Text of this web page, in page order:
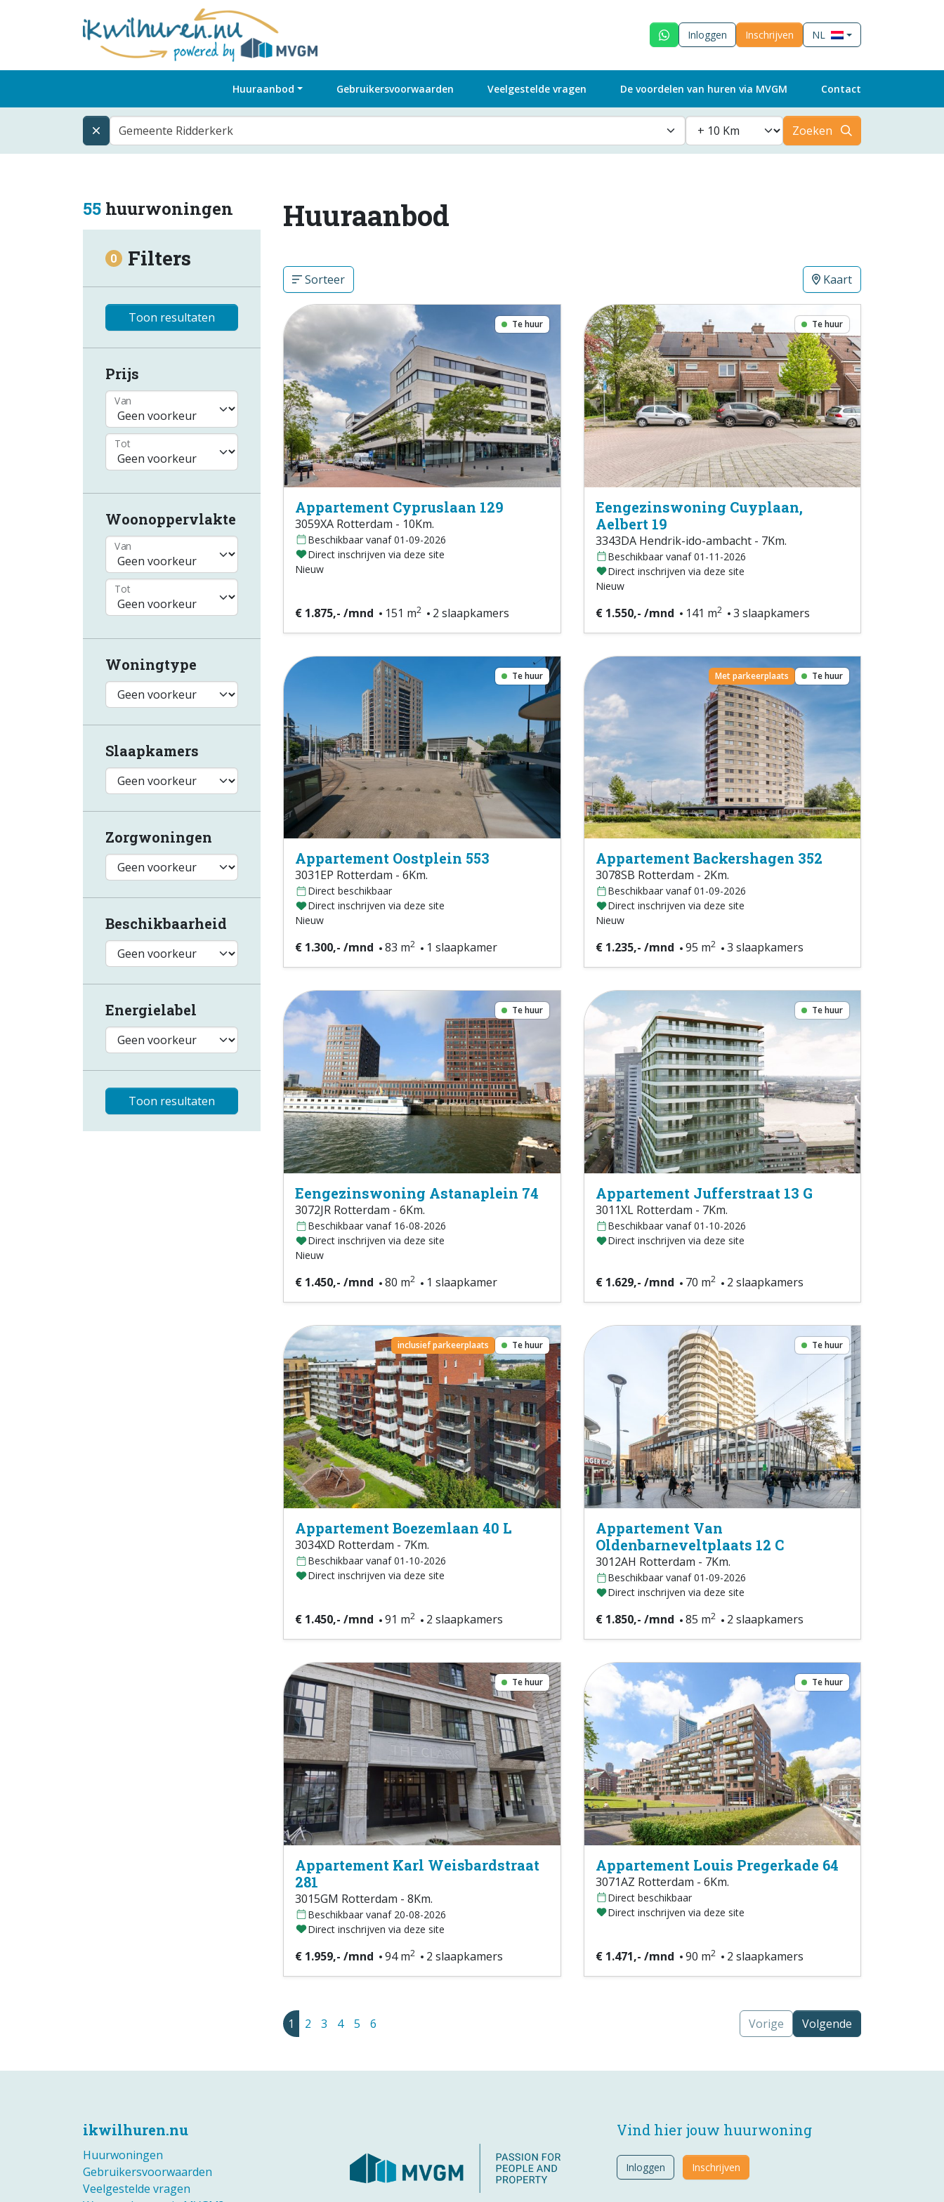
Inloggen Inschrijven NL
Huuraanbod Gebruikersvoorwaarden Veelgestelde vragen De voordelen van huren via MVGM Contact
Gemeente Ridderkerk Zoeken
55 huurwoningen
0 Filters
Toon resultaten
Prijs
Van
Tot
Woonoppervlakte
Van
Tot
Woningtype
Slaapkamers
Zorgwoningen
Beschikbaarheid
Energielabel
Toon resultaten
Huuraanbod
Sorteer Kaart
Te huur
Appartement Cypruslaan 129
3059XA Rotterdam - 10Km.
Beschikbaar vanaf 01-09-2026
Direct inschrijven via deze site
Nieuw
€ 1.875,- /mnd 151 m2 2 slaapkamers
Te huur
Eengezinswoning Cuyplaan,
Aelbert 19
3343DA Hendrik-ido-ambacht - 7Km.
Beschikbaar vanaf 01-11-2026
Direct inschrijven via deze site
Nieuw
€ 1.550,- /mnd 141 m2 3 slaapkamers
Te huur
Appartement Oostplein 553
3031EP Rotterdam - 6Km.
Direct beschikbaar
Direct inschrijven via deze site
Nieuw
€ 1.300,- /mnd 83 m2 1 slaapkamer
Met parkeerplaats Te huur
Appartement Backershagen 352
3078SB Rotterdam - 2Km.
Beschikbaar vanaf 01-09-2026
Direct inschrijven via deze site
Nieuw
€ 1.235,- /mnd 95 m2 3 slaapkamers
Te huur
Eengezinswoning Astanaplein 74
3072JR Rotterdam - 6Km.
Beschikbaar vanaf 16-08-2026
Direct inschrijven via deze site
Nieuw
€ 1.450,- /mnd 80 m2 1 slaapkamer
Te huur
Appartement Jufferstraat 13 G
3011XL Rotterdam - 7Km.
Beschikbaar vanaf 01-10-2026
Direct inschrijven via deze site
€ 1.629,- /mnd 70 m2 2 slaapkamers
inclusief parkeerplaats Te huur
Appartement Boezemlaan 40 L
3034XD Rotterdam - 7Km.
Beschikbaar vanaf 01-10-2026
Direct inschrijven via deze site
€ 1.450,- /mnd 91 m2 2 slaapkamers
Te huur
Appartement Van
Oldenbarneveltplaats 12 C
3012AH Rotterdam - 7Km.
Beschikbaar vanaf 01-09-2026
Direct inschrijven via deze site
€ 1.850,- /mnd 85 m2 2 slaapkamers
Te huur
Appartement Karl Weisbardstraat
281
3015GM Rotterdam - 8Km.
Beschikbaar vanaf 20-08-2026
Direct inschrijven via deze site
€ 1.959,- /mnd 94 m2 2 slaapkamers
Te huur
Appartement Louis Pregerkade 64
3071AZ Rotterdam - 6Km.
Direct beschikbaar
Direct inschrijven via deze site
€ 1.471,- /mnd 90 m2 2 slaapkamers
1 2 3 4 5 6 Vorige Volgende
ikwilhuren.nu
Huurwoningen
Gebruikersvoorwaarden
Veelgestelde vragen
Vind hier jouw huurwoning
Inloggen Inschrijven